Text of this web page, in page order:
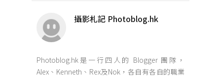
攝影札記 Photoblog.hk
Photoblog.hk是一行四人的 Blogger 團隊，
Alex、Kenneth、Rex及Nok，各自有各自的職業